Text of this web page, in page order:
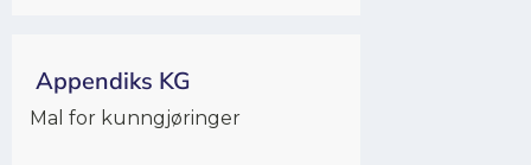
Appendiks KG
Mal for kunngjøringer